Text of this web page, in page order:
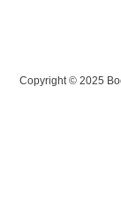
Copyright © 2025